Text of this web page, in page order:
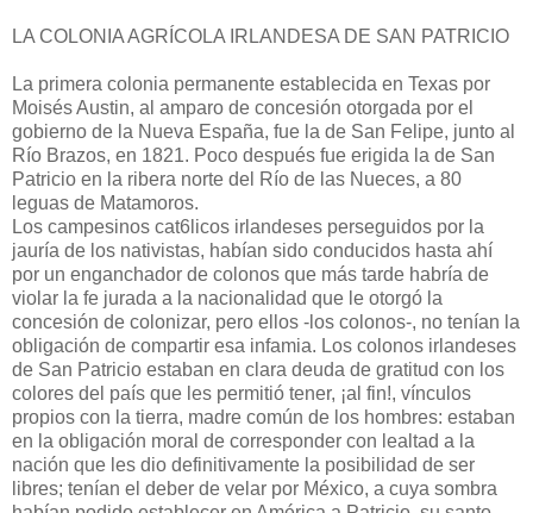
LA COLONIA AGRÍCOLA IRLANDESA DE SAN PATRICIO
La primera colonia permanente establecida en Texas por
Moisés Austin, al amparo de concesión otorgada por el
gobierno de la Nueva España, fue la de San Felipe, junto al
Río Brazos, en 1821. Poco después fue erigida la de San
Patricio en la ribera norte del Río de las Nueces, a 80
leguas de Matamoros.
Los campesinos cat6licos irlandeses perseguidos por la
jauría de los nativistas, habían sido conducidos hasta ahí
por un enganchador de colonos que más tarde habría de
violar la fe jurada a la nacionalidad que le otorgó la
concesión de colonizar, pero ellos -los colonos-, no tenían la
obligación de compartir esa infamia. Los colonos irlandeses
de San Patricio estaban en clara deuda de gratitud con los
colores del país que les permitió tener, ¡al fin!, vínculos
propios con la tierra, madre común de los hombres: estaban
en la obligación moral de corresponder con lealtad a la
nación que les dio definitivamente la posibilidad de ser
libres; tenían el deber de velar por México, a cuya sombra